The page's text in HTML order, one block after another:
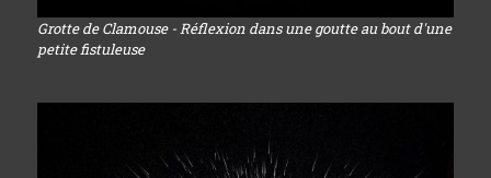
Grotte de Clamouse - Réflexion dans une goutte au bout d'une
petite fistuleuse